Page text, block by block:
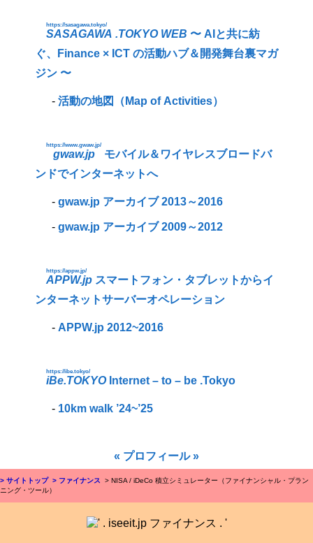
SASAGAWA .TOKYO WEB
https://sasagawa.tokyo/
〜 AIと共に紡
ぐ、Finance × ICT の活動ハブ＆開発舞台裏マガ
ジン 〜
- 活動の地図（Map of Activities）
gwaw.jp
https://www.gwaw.jp/
モバイル＆ワイヤレスブロードバ
ンドでインターネットへ
- gwaw.jp アーカイブ 2013～2016
- gwaw.jp アーカイブ 2009～2012
APPW.jp
https://appw.jp/
スマートフォン・タブレットからイ
ンターネットサーバーオペレーション
- APPW.jp 2012~2016
iBe.TOKYO
https://ibe.tokyo/
Internet – to – be .Tokyo
- 10km walk ’24~’25
« プロフィール »
> サイトトップ > ファイナンス > NISA / iDeCo 積立シミュレーター（ファイナンシャル・プラン
ニング・ツール）